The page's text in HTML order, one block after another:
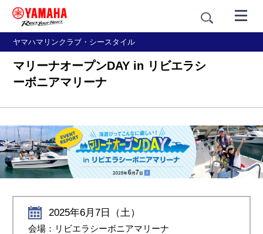
ヤマハマリンクラブ・シースタイル
マリーナオープンDAY in リビエラシ
ーボニアマリーナ
2025年6月7日（土）
会場：リビエラシーボニアマリーナ